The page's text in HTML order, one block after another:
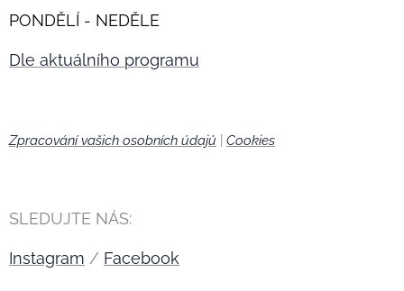
PONDĚLÍ - NEDĚLE
Dle aktuálního programu
Zpracování vašich osobních údajů Cookies
SLEDUJTE NÁS:
Instagram / Facebook